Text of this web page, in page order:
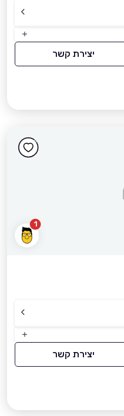
יצירת קשר
1
יצירת קשר